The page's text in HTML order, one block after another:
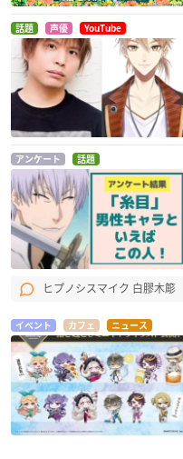
話題 声優 YouTube
アンケート 話題
ヒプノシスマイク 白膠木簓
イベント カフェ ニュース